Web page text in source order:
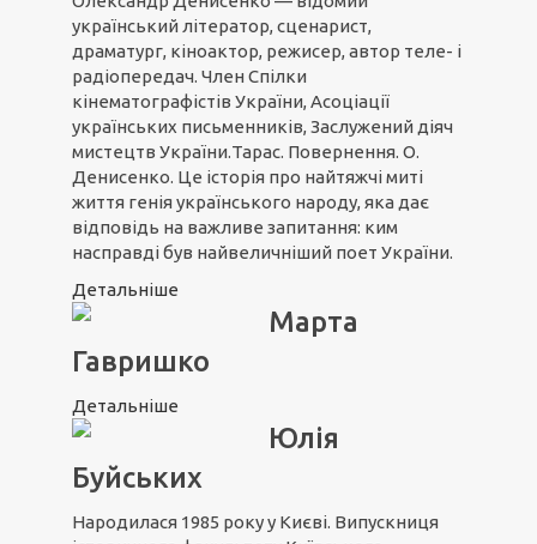
український літератор, сценарист,
драматург, кіноактор, режисер, автор теле- і
радіопередач. Член Спілки
кінематографістів України, Асоціації
українських письменників, Заслужений діяч
мистецтв України.Тарас. Повернення. О.
Денисенко. Це історія про найтяжчі миті
життя генія українського народу, яка дає
відповідь на важливе запитання: ким
насправді був найвеличніший поет України.
Детальніше
Марта
Гавришко
Детальніше
Юлія
Буйських
Народилася 1985 року у Києві. Випускниця